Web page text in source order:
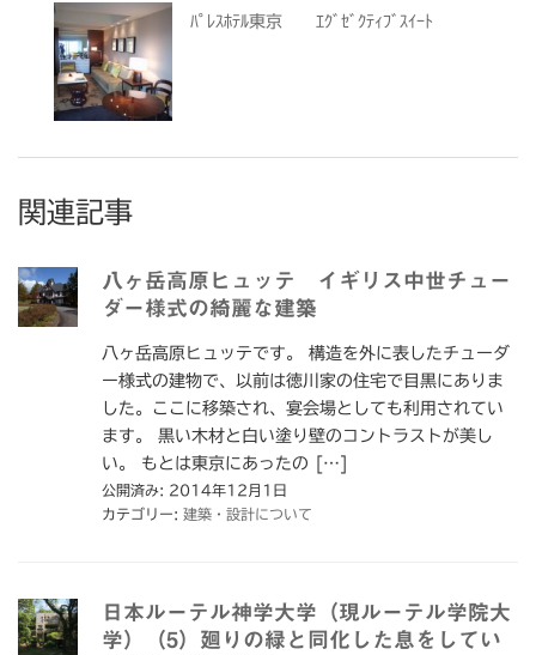
ﾊﾟﾚｽﾎﾃﾙ東京 ｴｸﾞｾﾞｸﾃｨﾌﾞｽｲｰﾄ
関連記事
八ヶ岳高原ヒュッテ イギリス中世チュー
ダー様式の綺麗な建築
八ヶ岳高原ヒュッテです。 構造を外に表したチューダ
ー様式の建物で、以前は徳川家の住宅で目黒にありま
した。ここに移築され、宴会場としても利用されてい
ます。 黒い木材と白い塗り壁のコントラストが美し
い。 もとは東京にあったの […]
公開済み: 2014年12月1日
カテゴリー: 建築・設計について
日本ルーテル神学大学（現ルーテル学院大
学）（5）廻りの緑と同化した息をしてい